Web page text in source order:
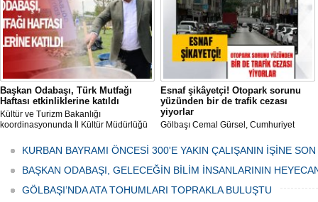
Başkan Odabaşı, Türk Mutfağı
Haftası etkinliklerine katıldı
Kültür ve Turizm Bakanlığı
koordinasyonunda İl Kültür Müdürlüğü
Haftası" etkinlikleri Ankara'da devam
ediyor.
Esnaf şikâyetçi! Otopark sorunu
yüzünden bir de trafik cezası
yiyorlar
Gölbaşı Cemal Gürsel, Cumhuriyet
bulunan esnaf ve alışverişe gelen
vatandaşlar park cezaları yüzünden
canından bezdi.
KURBAN BAYRAMI ÖNCESİ 300'E YAKIN ÇALIŞANIN İŞİNE
BAŞKAN ODABAŞI, GELECEĞİN BİLİM İNSANLARININ
GÖLBAŞI’NDA ATA TOHUMLARI TOPRAKLA BULUŞTU